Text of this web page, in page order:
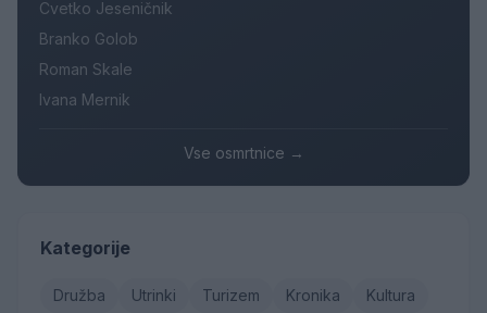
Cvetko Jeseničnik
Branko Golob
Roman Skale
Ivana Mernik
Vse osmrtnice →
Kategorije
Družba Utrinki Turizem Kronika
Kultura